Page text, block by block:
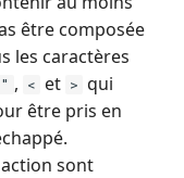
Connect
avancement
Bugtracker
être composée
les caractères
" , < et > qui
être pris en
sont